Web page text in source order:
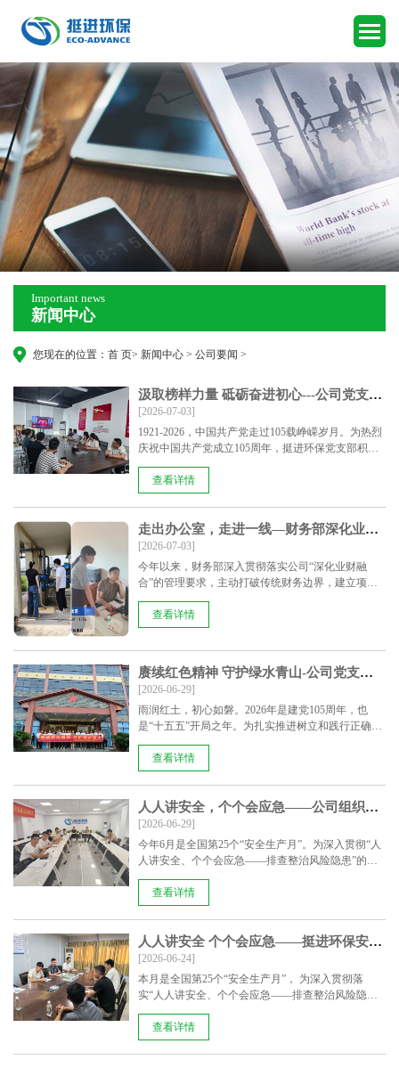
Important news
新闻中心
您现在的位置： 首 页> 新闻中心 > 公司要闻 >
汲取榜样力量 砥砺奋进初心---公司党支部组织党员收看建党105周年庆祝大会
[2026-07-03]
1921-2026，中国共产党走过105载峥嵘岁月。为热烈
庆祝中国共产党成立105周年，挺进环保党支部积极
响......
查看详情
走出办公室，走进一线—财务部深化业财融合推动管理升级
[2026-07-03]
今年以来，财务部深入贯彻落实公司“深化业财融
合”的管理要求，主动打破传统财务边界，建立项目
现场走访机......
查看详情
赓续红色精神 守护绿水青山-公司党支部联合龙南市工信局机关党支部开展“七一”主题党日活动
[2026-06-29]
雨润红土，初心如磐。2026年是建党105周年，也
是“十五五”开局之年。为扎实推进树立和践行正确政
绩观学习......
查看详情
人人讲安全，个个会应急——公司组织召开2026年“安全生产月”安全生产宣贯会议
[2026-06-29]
今年6月是全国第25个“安全生产月”。为深入贯彻“人
人讲安全、个个会应急——排查整治风险隐患”的
活......
查看详情
人人讲安全 个个会应急——挺进环保安委会在龙南黄沙改造项目召开安全生产月专题会议
[2026-06-24]
本月是全国第25个“安全生产月”， 为深入贯彻落
实“人人讲安全、个个会应急——排查整治风险隐
患”......
查看详情